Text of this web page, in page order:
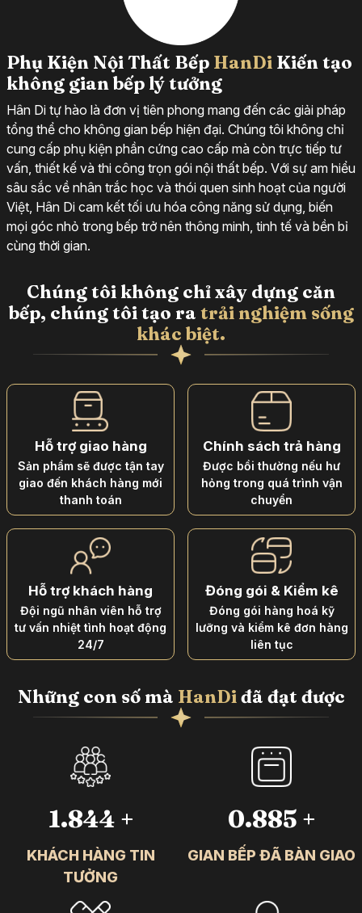
Phụ Kiện Nội Thất Bếp HanDi Kiến tạo
không gian bếp lý tưởng
Hân Di tự hào là đơn vị tiên phong mang đến các giải pháp
tổng thể cho không gian bếp hiện đại. Chúng tôi không chỉ
cung cấp phụ kiện phần cứng cao cấp mà còn trực tiếp tư
vấn, thiết kế và thi công trọn gói nội thất bếp. Với sự am hiểu
sâu sắc về nhân trắc học và thói quen sinh hoạt của người
Việt, Hân Di cam kết tối ưu hóa công năng sử dụng, biến
mọi góc nhỏ trong bếp trở nên thông minh, tinh tế và bền bỉ
cùng thời gian.
Chúng tôi không chỉ xây dựng căn
bếp, chúng tôi tạo ra trải nghiệm sống
khác biệt.
Hỗ trợ giao hàng
Sản phẩm sẽ được tận tay
giao đến khách hàng mới
thanh toán
Chính sách trả hàng
Được bồi thường nếu hư
hỏng trong quá trình vận
chuyển
Hỗ trợ khách hàng
Đội ngũ nhân viên hỗ trợ
tư vấn nhiệt tình hoạt động
24/7
Đóng gói & Kiểm kê
Đóng gói hàng hoá kỹ
lưỡng và kiểm kê đơn hàng
liên tục
Những con số mà HanDiđã đạt được
2.500 +
KHÁCH HÀNG TIN
TƯỞNG
1.200 +
GIAN BẾP ĐÃ BÀN GIAO